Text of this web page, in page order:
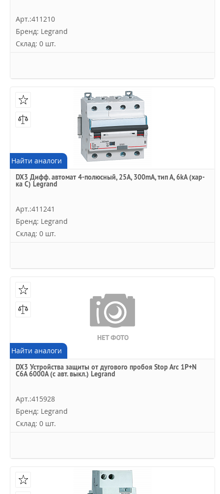
Арт.:411210
Бренд: Legrand
Склад: 0 шт.
Найти аналоги
DX3 Дифф. автомат 4-полюсный, 25A, 300mA, тип А, 6kA (хар-
ка C) Legrand
Арт.:411241
Бренд: Legrand
Склад: 0 шт.
Найти аналоги
DX3 Устройства защиты от дугового пробоя Stop Arc 1P+N
C6A 6000А (с авт. выкл.) Legrand
Арт.:415928
Бренд: Legrand
Склад: 0 шт.